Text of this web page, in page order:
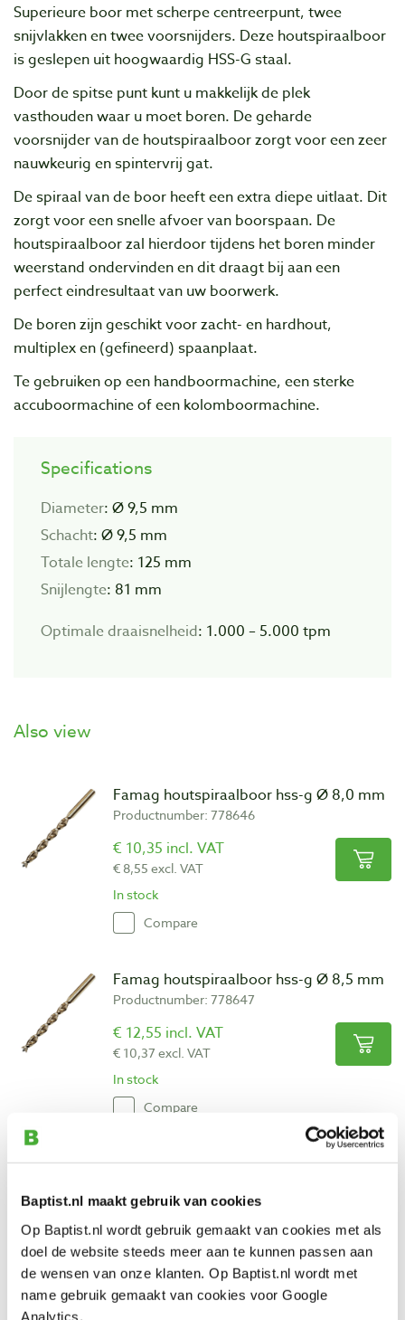
Baptist.nl maakt gebruik van cookies
Op Baptist.nl wordt gebruik gemaakt van cookies met als
doel de website steeds meer aan te kunnen passen aan
de wensen van onze klanten. Op Baptist.nl wordt met
name gebruik gemaakt van cookies voor Google
Analytics.
Superieure boor met scherpe centreerpunt, twee
snijvlakken en twee voorsnijders. Deze houtspiraalboor
is geslepen uit hoogwaardig HSS-G staal.
Door de spitse punt kunt u makkelijk de plek
vasthouden waar u moet boren. De geharde
voorsnijder van de houtspiraalboor zorgt voor een zeer
nauwkeurig en spintervrij gat.
De spiraal van de boor heeft een extra diepe uitlaat. Dit
zorgt voor een snelle afvoer van boorspaan. De
houtspiraalboor zal hierdoor tijdens het boren minder
weerstand ondervinden en dit draagt bij aan een
perfect eindresultaat van uw boorwerk.
De boren zijn geschikt voor zacht- en hardhout,
multiplex en (gefineerd) spaanplaat.
Te gebruiken op een handboormachine, een sterke
accuboormachine of een kolomboormachine.
Specifications
Diameter: Ø 9,5 mm
Schacht: Ø 9,5 mm
Totale lengte: 125 mm
Snijlengte: 81 mm
Optimale draaisnelheid: 1.000 – 5.000 tpm
Also view
Famag houtspiraalboor hss-g Ø 8,0 mm
Productnumber: 778646
€ 10,35 incl. VAT
€ 8,55 excl. VAT
In stock
Compare
Famag houtspiraalboor hss-g Ø 8,5 mm
Productnumber: 778647
€ 12,55 incl. VAT
€ 10,37 excl. VAT
In stock
Compare
Famag houtspiraalboor hss-g Ø 9,0 mm
€ 10,41 excl. VAT
Compare